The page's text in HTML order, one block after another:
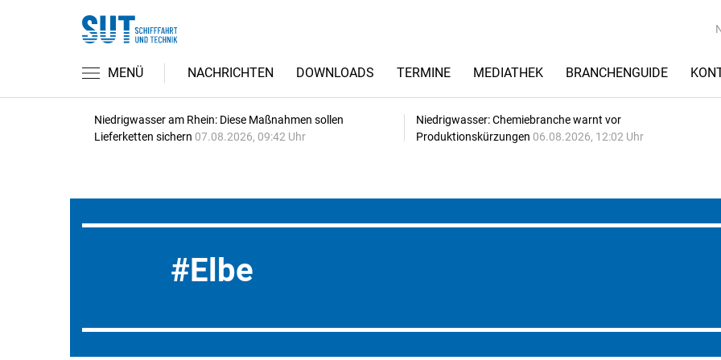
MENÜ NACHRICHTEN DOWNLOADS TERMINE MEDIATHEK BRANCHENGUIDE
Niedrigwasser am Rhein: Diese Maßnahmen sollen
Lieferketten sichern 07.08.2026, 09:42 Uhr
Niedrigwasser: Chemiebranche warnt vor
Produktionskürzungen 06.08.2026, 12:02 Uhr
Elbe